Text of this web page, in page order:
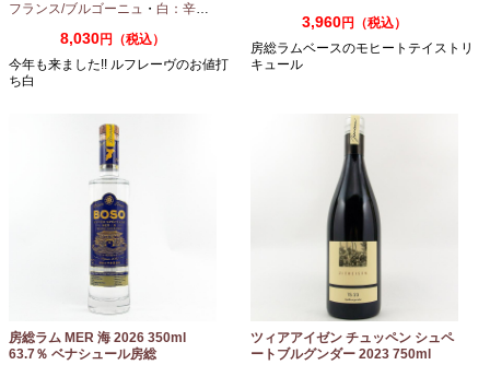
フランス/ブルゴーニュ ・ 白：辛口
8,030円（税込）
今年も来ました!! ルフレーヴのお値打
ち白
3,960円（税込）
房総ラムベースのモヒートテイストリ
キュール
房総ラム MER 海 2026 350ml
63.7％ ベナシュール房総
ツィアアイゼン チュッペン シュペ
ートブルグンダー 2023 750ml